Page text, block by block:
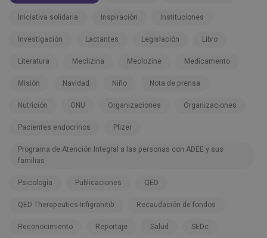
Iniciativa solidaria Inspiración Instituciones
Investigación Lactantes Legislación Libro
Literatura Meclizina Meclozine Medicamento
Misión Navidad Niño Nota de prensa
Nutrición ONU Organizaciones Organizaciones
Pacientes endocrinos Pfizer
Programa de Atención Integral a las personas con ADEE y sus
familias
Psicología Publicaciones QED
QED Therapeutics-Infigranitib Recaudación de fondos
Reconocimiento Reportaje Salud SEDc